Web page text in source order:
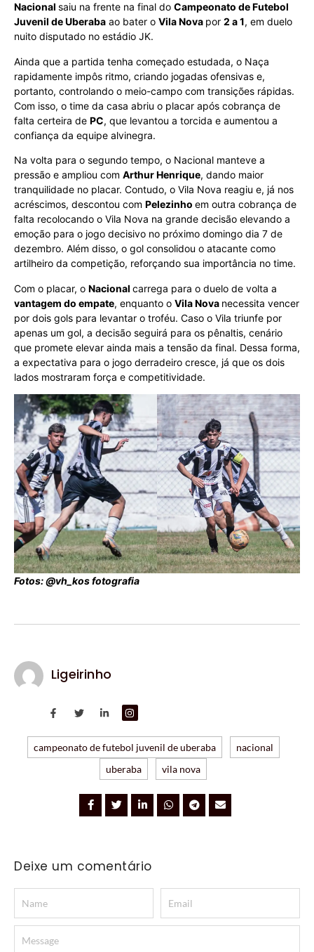
Nacional saiu na frente na final do Campeonato de Futebol
Juvenil de Uberaba ao bater o Vila Nova por 2 a 1, em duelo
nuito disputado no estádio JK.
Ainda que a partida tenha começado estudada, o Naça
rapidamente impôs ritmo, criando jogadas ofensivas e,
portanto, controlando o meio-campo com transições rápidas.
Com isso, o time da casa abriu o placar após cobrança de
falta certeira de PC, que levantou a torcida e aumentou a
confiança da equipe alvinegra.
Na volta para o segundo tempo, o Nacional manteve a
pressão e ampliou com Arthur Henrique, dando maior
tranquilidade no placar. Contudo, o Vila Nova reagiu e, já nos
acréscimos, descontou com Pelezinho em outra cobrança de
falta recolocando o Vila Nova na grande decisão elevando a
emoção para o jogo decisivo no próximo domingo dia 7 de
dezembro. Além disso, o gol consolidou o atacante como
artilheiro da competição, reforçando sua importância no time.
Com o placar, o Nacional carrega para o duelo de volta a
vantagem do empate, enquanto o Vila Nova necessita vencer
por dois gols para levantar o troféu. Caso o Vila triunfe por
apenas um gol, a decisão seguirá para os pênaltis, cenário
que promete elevar ainda mais a tensão da final. Dessa forma,
a expectativa para o jogo derradeiro cresce, já que os dois
lados mostraram força e competitividade.
Fotos: @vh_kos fotografia
Ligeirinho
campeonato de futebol juvenil de uberaba
nacional
uberaba
vila nova
Deixe um comentário